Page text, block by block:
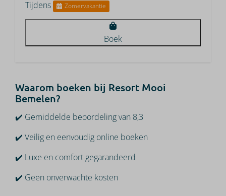
Tijdens
Zomervakantie
Boek
Waarom boeken bij Resort Mooi
Bemelen?
✔️ Gemiddelde beoordeling van 8,3
✔️ Veilig en eenvoudig online boeken
✔️ Luxe en comfort gegarandeerd
✔️ Geen onverwachte kosten